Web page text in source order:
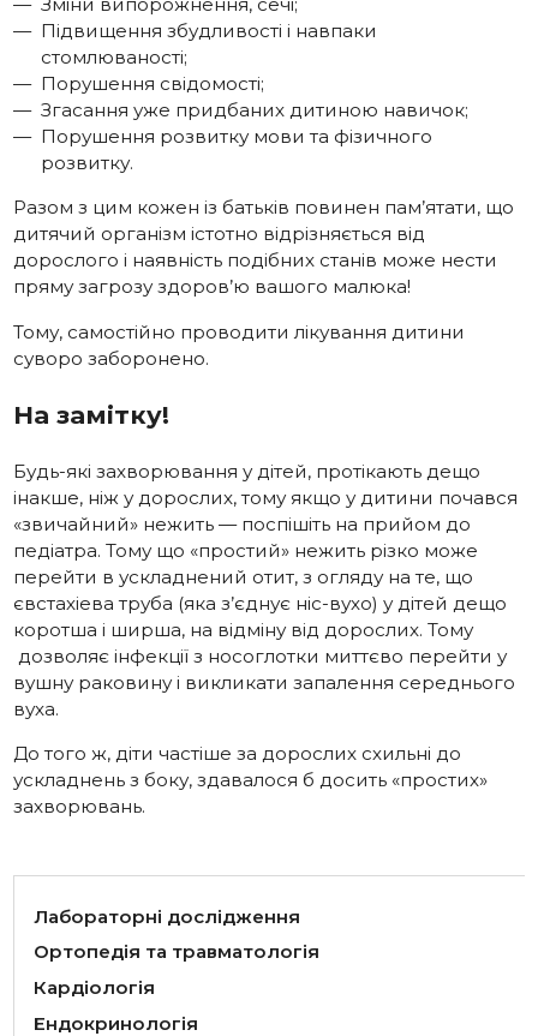
Підвищення збудливості і навпаки
стомлюваності;
Порушення свідомості;
Згасання уже придбаних дитиною навичок;
Порушення розвитку мови та фізичного
розвитку.
Разом з цим кожен із батьків повинен пам’ятати, що
дитячий організм істотно відрізняється від
дорослого і наявність подібних станів може нести
пряму загрозу здоров’ю вашого малюка!
Тому, самостійно проводити лікування дитини
суворо заборонено.
На замітку!
Будь-які захворювання у дітей, протікають дещо
інакше, ніж у дорослих, тому якщо у дитини почався
«звичайний» нежить — поспішіть на прийом до
педіатра. Тому що «простий» нежить різко може
перейти в ускладнений отит, з огляду на те, що
євстахіева труба (яка з’єднує ніс-вухо) у дітей дещо
коротша і ширша, на відміну від дорослих. Тому
дозволяє інфекції з носоглотки миттєво перейти у
вушну раковину і викликати запалення середнього
вуха.
До того ж, діти частіше за дорослих схильні до
ускладнень з боку, здавалося б досить «простих»
захворювань.
Лабораторні дослідження
Ортопедія та травматологія
Кардіологія
Ендокринологія